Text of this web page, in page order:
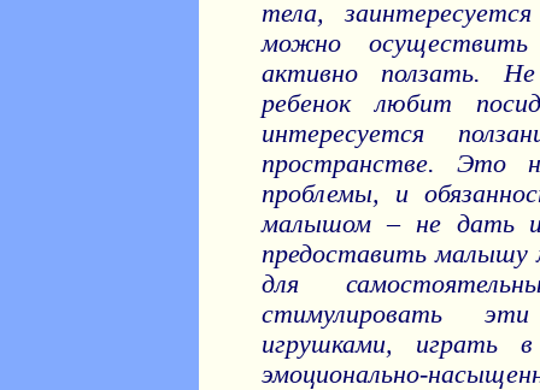
тела,
можно
активно ползать.
ребенок любит
интересуется
пространстве. Это
проблемы, и
малышом – не дать
предоставить малышу
для
стимулировать
игрушками, играть
эмоционально-